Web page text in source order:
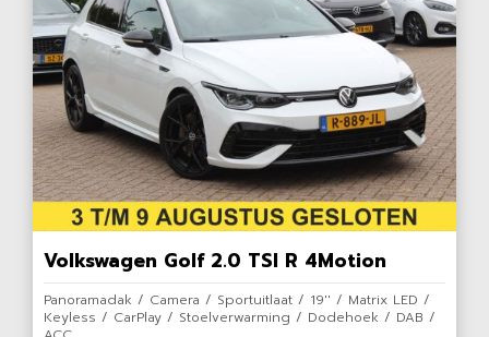
Volkswagen Golf 2.0 TSI R 4Motion
Panoramadak / Camera / Sportuitlaat / 19'' / Matrix LED /
Keyless / CarPlay / Stoelverwarming / Dodehoek / DAB /